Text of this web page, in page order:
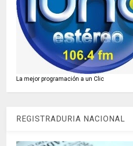
La mejor programación a un Clic
REGISTRADURIA NACIONAL